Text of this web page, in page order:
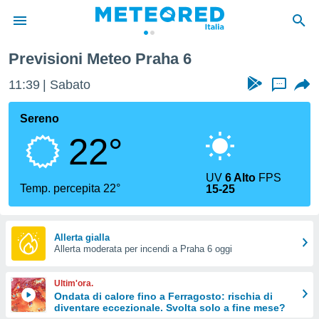
di
per
le
di
Web
le
Previsioni Meteo Praha 6
11:39 Sabato ...
Sereno
22°
Temp. percepita 22°
UV6 Alto FPS
15-25
Allerta gialla
Allerta moderata per incendi a Praha 6 oggi
Ultim'ora.
Ondata di calore fino a Ferragosto: rischia di
diventare eccezionale. Svolta solo a fine mese?